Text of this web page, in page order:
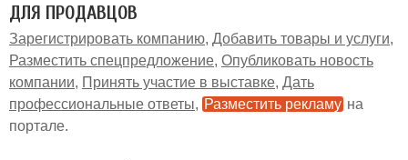
ДЛЯ ПРОДАВЦОВ
Зарегистрировать компанию Добавить товары и услуги
Разместить спецпредложение Опубликовать новость
компании
Принять участие в выставке Дать
профессиональные ответы
Разместить рекламу на
портале